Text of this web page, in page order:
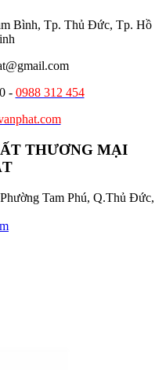
Bình, Tp. Thủ Đức, Tp. Hồ
- 0988 312 454
THƯƠNG MẠI
Tam Phú, Q.Thủ Đức,